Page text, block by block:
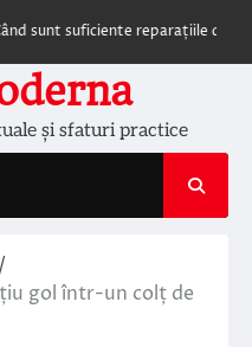
reparațiile de acoperiș și
și sfaturi practice
gol într-un colț de